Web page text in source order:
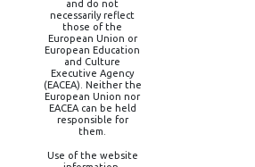
and do not
necessarily reflect
those of the
European Union or
European Education
and Culture
Executive Agency
(EACEA). Neither the
European Union nor
EACEA can be held
responsible for
them.
Use of the website